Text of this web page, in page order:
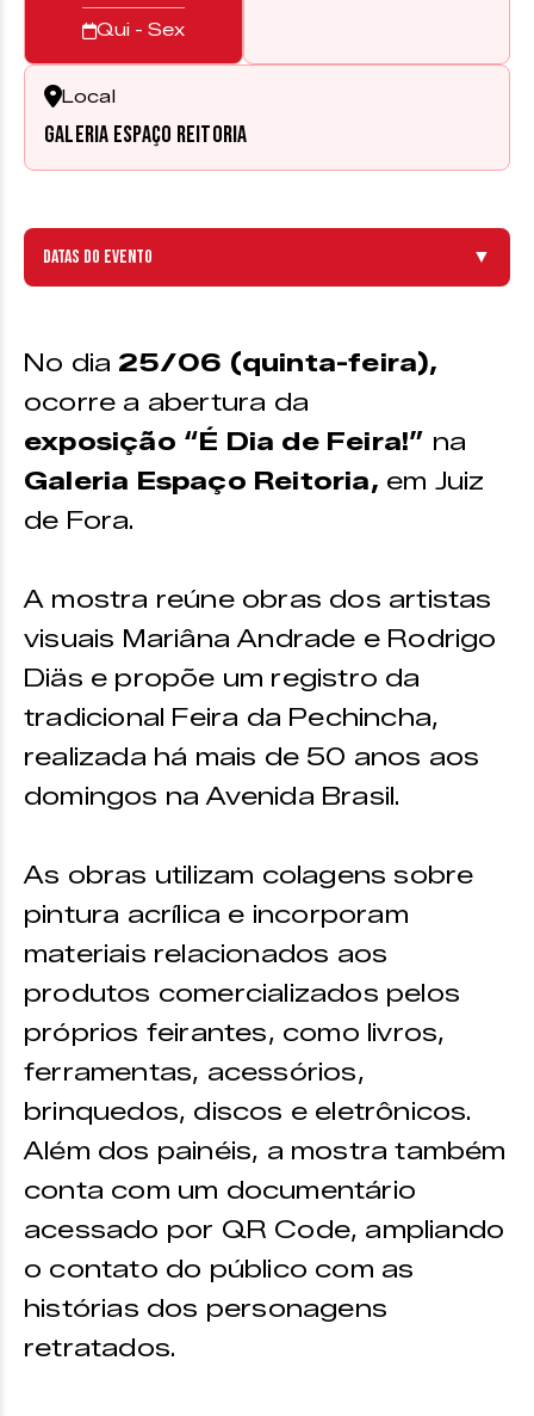
Qui - Sex
Local
Galeria Espaço Reitoria
Datas do evento ▼
No dia 25/06 (quinta-feira),
ocorre a abertura da
exposição “É Dia de Feira!” na
Galeria Espaço Reitoria, em Juiz
de Fora.
A mostra reúne obras dos artistas
visuais Mariâna Andrade e Rodrigo
Diäs e propõe um registro da
tradicional Feira da Pechincha,
realizada há mais de 50 anos aos
domingos na Avenida Brasil.
As obras utilizam colagens sobre
pintura acrílica e incorporam
materiais relacionados aos
produtos comercializados pelos
próprios feirantes, como livros,
ferramentas, acessórios,
brinquedos, discos e eletrônicos.
Além dos painéis, a mostra também
conta com um documentário
acessado por QR Code, ampliando
o contato do público com as
histórias dos personagens
retratados.